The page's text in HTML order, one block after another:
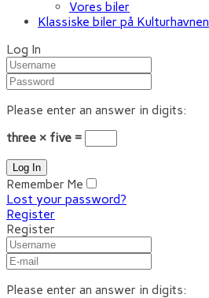
Vores biler
Klassiske biler på Kulturhavnen
Log In
Please enter an answer in digits:
three × five =
Remember Me
Lost your password?
Register
Register
Please enter an answer in digits: